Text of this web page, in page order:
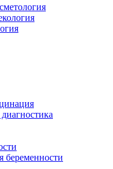
беременности